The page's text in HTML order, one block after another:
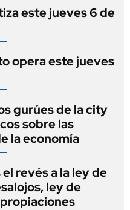
este jueves 6 de
opera este jueves
gurúes de la city
sobre las
la economía
revés a la ley de
ley de